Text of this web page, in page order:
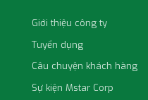
Giới thiệu công ty
Tuyển dụng
Câu chuyện khách hàng
Sự kiện Mstar Corp